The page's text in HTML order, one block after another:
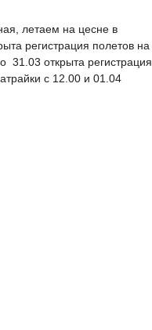
летаем на цесне в
регистрация полетов на
31.03 открыта регистрация
с 12.00 и 01.04